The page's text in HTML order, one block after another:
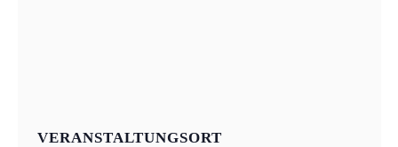
VERANSTALTUNGSORT